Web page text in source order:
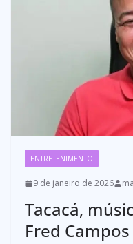
ENTRETENIMENTO
9 de janeiro de 2026
Tacacá,
Fred